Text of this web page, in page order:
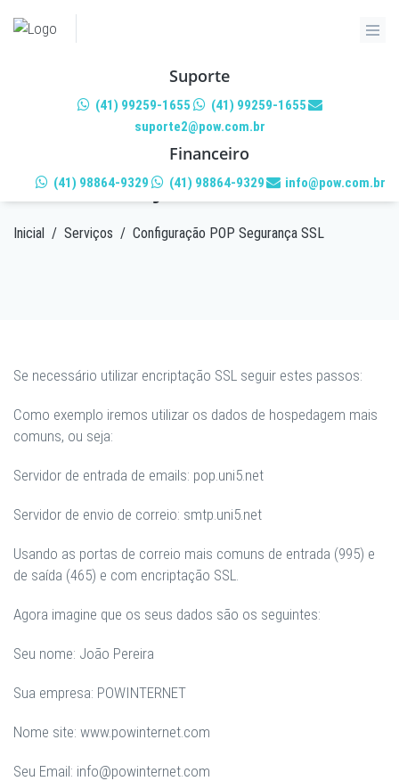
Suporte
(41) 99259-1655
(41) 99259-1655
suporte2@pow.com.br
Financeiro
(41) 98864-9329 (41) 98864-9329 info@pow.com.br
CONFIGURAÇÃO POP
SEGURANÇA SSL
Inicial / Serviços / Configuração POP Segurança SSL
Se necessário utilizar encriptação SSL seguir estes passos:
Como exemplo iremos utilizar os dados de hospedagem mais
comuns, ou seja:
Servidor de entrada de emails: pop.uni5.net
Servidor de envio de correio: smtp.uni5.net
Usando as portas de correio mais comuns de entrada (995) e
de saída (465) e com encriptação SSL.
Agora imagine que os seus dados são os seguintes:
Seu nome: João Pereira
Sua empresa: POWINTERNET
Nome site: www.powinternet.com
Seu Email: info@powinternet.com